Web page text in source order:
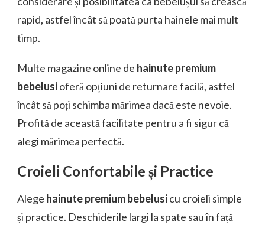
rapid, astfel încât să poată purta hainele mai mult
timp.
Multe magazine online de hainute premium
bebelusioferă opțiuni de returnare facilă, astfel
încât să poți schimba mărimea dacă este nevoie.
Profită de această facilitate pentru a fi sigur că
alegi mărimea perfectă.
Croieli Confortabile și Practice
Alege hainute premium bebelusicu croieli simple
și practice. Deschiderile largi la spate sau în față